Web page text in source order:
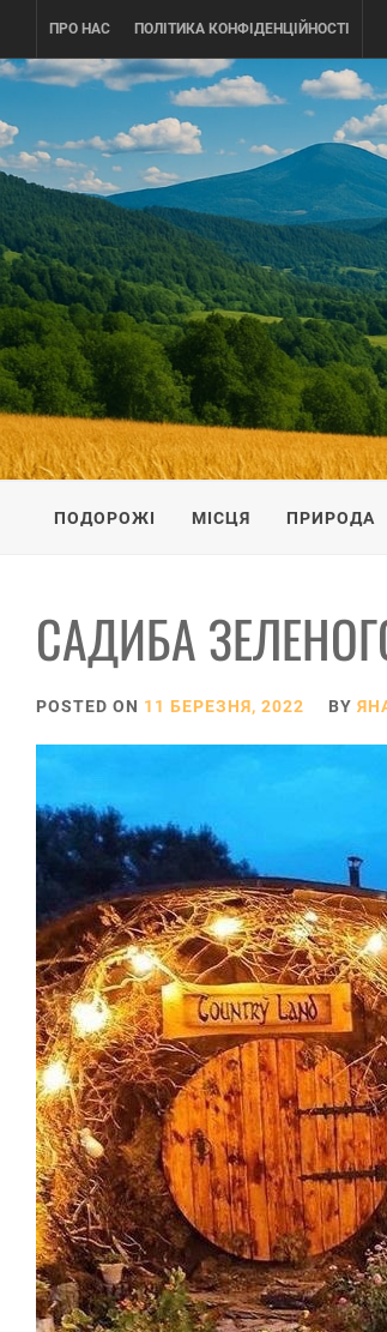
content
ПРО НАС ПОЛІТИКА КОНФІДЕНЦІЙНОСТІ
ПОДОРОЖI ПО УКРАЇНІ
ПОДОРОЖІ МІСЦЯ ПРИРОДА
САДИБА
POSTED ON 11 БЕРЕЗНЯ, 2022 BY